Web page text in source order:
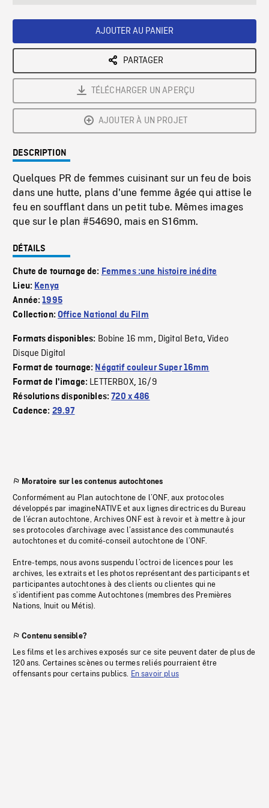
AJOUTER AU PANIER
PARTAGER
TÉLÉCHARGER UN APERÇU
AJOUTER À UN PROJET
DESCRIPTION
Quelques PR de femmes cuisinant sur un feu de bois
dans une hutte, plans d'une femme âgée qui attise le
feu en soufflant dans un petit tube. Mêmes images
que sur le plan #54690, mais en S16mm.
DÉTAILS
Chute de tournage de: Femmes :une histoire inédite
Lieu: Kenya
Année:1995
Collection:Office National du Film
Formats disponibles: Bobine 16 mm, Digital Beta,Video
Disque Digital
Format de tournage: Négatif couleur Super 16mm
Format de l'image: LETTERBOX,16/9
Résolutions disponibles:720 x 486
Cadence: 29.97
Moratoire sur les contenus autochtones
Conformément au Plan autochtone de l’ONF, aux protocoles
développés par imagineNATIVE et aux lignes directrices du Bureau
de l’écran autochtone, Archives ONF est à revoir et à mettre à jour
ses protocoles d’archivage avec l’assistance des communautés
autochtones et du comité-conseil autochtone de l’ONF.
Entre-temps, nous avons suspendu l’octroi de licences pour les
archives, les extraits et les photos représentant des participants et
participantes autochtones à des clients ou clientes qui ne
s’identifient pas comme Autochtones (membres des Premières
Nations, Inuit ou Métis).
Contenu sensible?
Les films et les archives exposés sur ce site peuvent dater de plus de
120 ans. Certaines scènes ou termes reliés pourraient être
offensants pour certains publics. En savoir plus